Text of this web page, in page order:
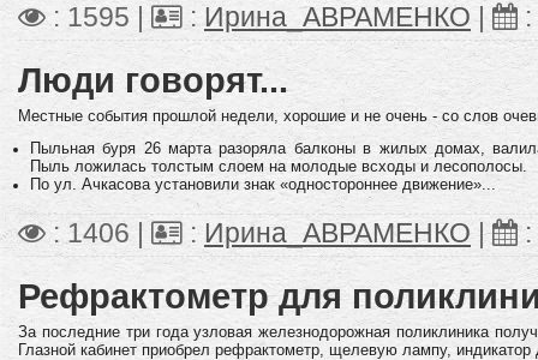
: 1595 | : Ирина_АВРАМЕНКО| :
Люди говорят...
Местные события прошлой недели, хорошие и не очень - со слов
Пыльная буря 26 марта разоряла балконы в жилых домах,
Пыль ложилась толстым слоем на молодые всходы и лесополосы.
По ул. Ачкасова установили знак «одностороннее движение»...
: 1406 | : Ирина_АВРАМЕНКО | :
Рефрактометр для
За последние три года узловая железнодорожная поликлиника
Глазной кабинет приобрел рефрактометр, щелевую лампу,